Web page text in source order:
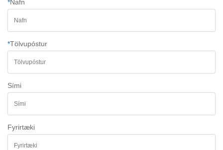
*Nafn
*Tölvupóstur
Sími
Fyrirtæki